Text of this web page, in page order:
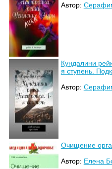
Автор:
Кундалини
я ступень.
Автор:
Очищение
Автор: Елена